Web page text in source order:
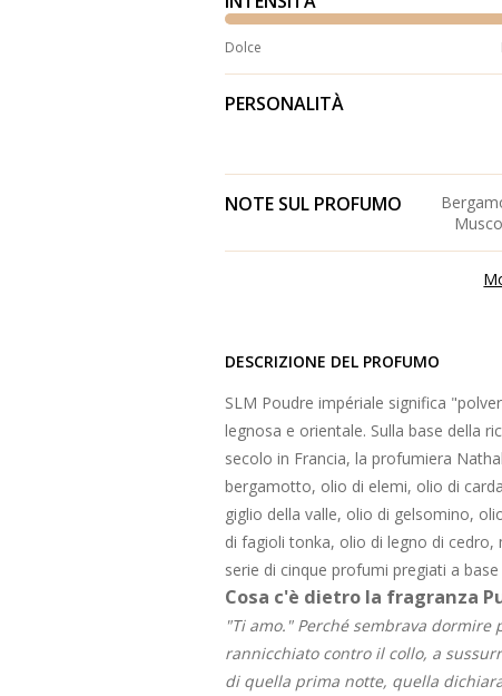
Dolce
PERSONALITÀ
NOTE SUL PROFUMO
DESCRIZIONE DEL PROFUMO
SLM Poudre impériale significa
legnosa e orientale. Sulla base della
secolo in Francia, la profumiera
bergamotto, olio di elemi, olio di
giglio della valle, olio di gelsomino,
di fagioli tonka, olio di legno di cedro,
serie di cinque profumi pregiati a
Cosa c'è dietro la fragranza
"Ti amo." Perché sembrava
rannicchiato contro il collo, a
di quella prima notte, quella